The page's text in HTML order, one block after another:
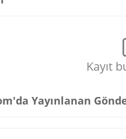
Kayıt
Yayınlanan